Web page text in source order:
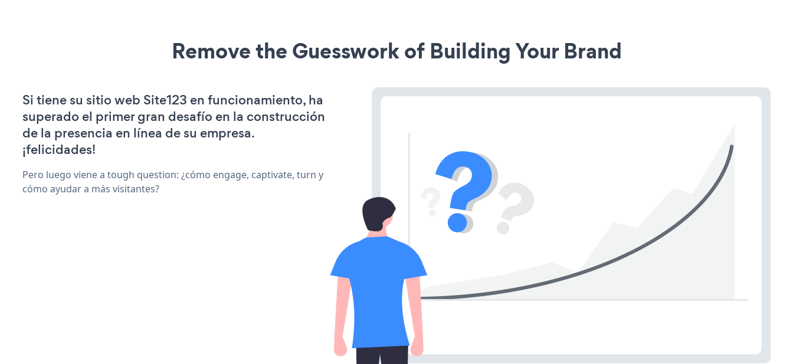
Remove the Guesswork of Building Your Brand
Si tiene su sitio web Site123 en funcionamiento, ha
superado el primer gran desafío en la construcción
de la presencia en línea de su empresa.
¡felicidades!
Pero luego viene a tough question: ¿cómo engage, captivate, turn y
cómo ayudar a más visitantes?